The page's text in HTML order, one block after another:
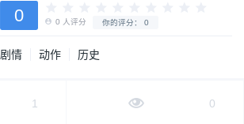
0
剧情 动作 历史
1 0